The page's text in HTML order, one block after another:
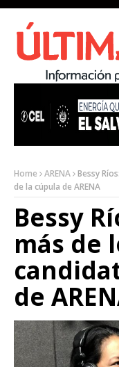
Home ARENA Bessy
de la cúpula de ARENA
Bessy
más de
de